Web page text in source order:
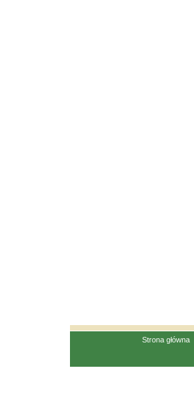
Strona główna